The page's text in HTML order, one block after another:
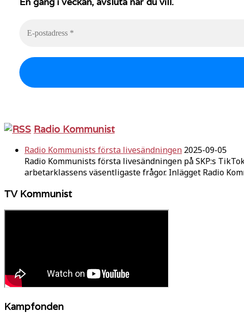
Radio Kommunist
Radio Kommunists första livesändningen 2025-09-05
Radio Kommunists första livesändningen på SKP:s
arbetarklassens väsentligaste frågor. Inlägget Radio
TV Kommunist
Kampfonden